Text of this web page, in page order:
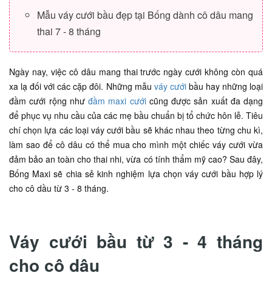
Mẫu váy cưới bầu đẹp tại Bống dành cô dâu mang
thai 7 - 8 tháng
Ngày nay, việc cô dâu mang thai trước ngày cưới không còn quá
xa lạ đối với các cặp đôi. Những mẫu váy cướibầu hay những loại
đầm cưới rộng như đầm maxi cướicũng được sản xuất đa dạng
để phục vụ nhu cầu của các mẹ bầu chuẩn bị tổ chức hôn lễ. Tiêu
chí chọn lựa các loại váy cưới bầu sẽ khác nhau theo từng chu kì,
làm sao để cô dâu có thể mua cho mình một chiếc váy cưới vừa
đảm bảo an toàn cho thai nhi, vừa có tính thẩm mỹ cao? Sau đây,
Bống Maxi sẽ chia sẻ kinh nghiệm lựa chọn váy cưới bầu hợp lý
cho cô dầu từ 3 - 8 tháng.
Váy cưới bầu từ 3 - 4 tháng
cho cô dâu